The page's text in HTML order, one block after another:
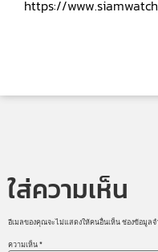
https://
ใส่ความเห็น
อีเมลของคุณจะไม่แสดงให้คนอื่นเห็นช่องข้อมูลจ
ความเห็น*